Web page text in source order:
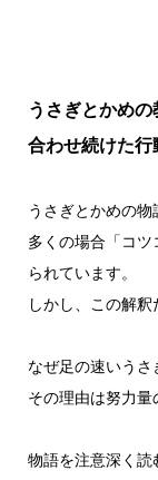
うさぎとかめ
合わせ続けた行
うさぎとかめの物
多くの場合「コ
られています。
しかし、この解釈
なぜ足の速いうさ
その理由は努力量
物語を注意深く読